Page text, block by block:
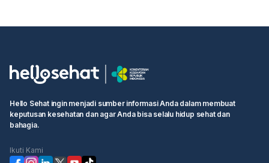
Hello Sehat ingin menjadi sumber informasi Anda dalam membuat
keputusan kesehatan dan agar Anda bisa selalu hidup sehat dan
bahagia.
Ikuti Kami